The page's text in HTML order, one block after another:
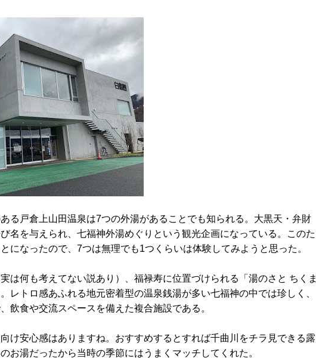
る戸倉上山田温泉は7つの外湯があることでも知られる。大黒天・弁財
名を与えられ、七福神外湯めぐりという観光企画になっている。このた
になったので、7つは無理でも1つくらいは体験してみようと思った。
は何も考えてない説あり）、福禄寿に位置づけられる「湯のさと ちくま
レトロ感あふれる地元密着型の温泉銭湯が多い七福神の中では珍しく、
飲食や交流スペースを備えた複合施設である。
け安心感はありますね。おすすめするとすれば千曲川をチラ見できる露
お湯だったから当時の季節にはうまくマッチしてくれた。